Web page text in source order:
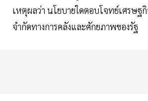
เหตุผลว่า นโยบายใดตอบโจทย์เศรษฐ
จำกัดทางการคลังและศักยภาพของรัฐ